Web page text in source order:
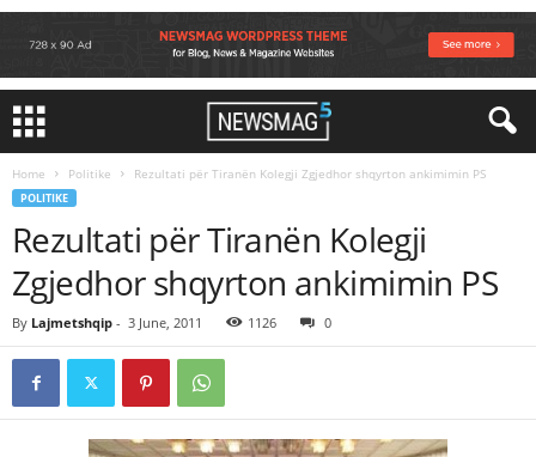
Home Politike Rezultati për Tiranën Kolegji Zgjedhor shqyrton ankimimin PS
POLITIKE
Rezultati për Tiranën Kolegji
Zgjedhor shqyrton ankimimin PS
By Lajmetshqip - 3 June, 2011 1126 0